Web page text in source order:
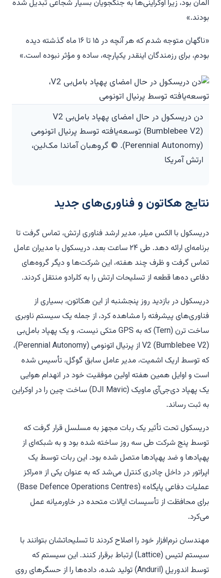
آلمان بود، زیرا اوکراینی‌ها به جنگجویان بسیار شجاعی تبدیل شده
بودند.»
«ناگهان متوجه شدم که هر آنچه در ۱۵ تا ۱۶ ماه گذشته دیده
بودم، برای رزمندگان اینقدر یکپارچه، ساده و مؤثر نبوده است.»
دن دریسکول در حال امضای پهپاد بامل‌بی V2
(Bumblebee V2) توسعه‌یافته توسط پرنیال اتونومی
(Perennial Autonomy). © گروهبان آماندا مک‌لین،
ارتش آمریکا
نتایج هکاتون و فناوری‌های جدید
دریسکول با الکس میلر، مدیر ارشد فناوری ارتش، تماس گرفت تا
برنامه‌ای ارائه دهد. طی ۲۴ ساعت بعد، دریسکول با مدیران عامل
تماس گرفت و ظرف چند هفته، این شرکت‌ها و دیگر گروه‌های
دفاعی ده‌ها قطعه از تسلیحات ارتش را به کلرادو منتقل کردند.
دریسکول در بازدید روز پنجشنبه از این هکاتون، بسیاری از
فناوری‌های پیشرفته را مشاهده کرد، از جمله یک سیستم ناوبری
ساخت ترن (Tern) که به GPS متکی نیست، و یک پهپاد بامل‌بی
V2 (Bumblebee V2) از پرنیال اتونومی (Perennial Autonomy)،
که توسط اریک اشمیت، مدیر عامل سابق گوگل، تأسیس شده
است و اوایل همین هفته اولین موفقیت خود در انهدام هوایی
یک پهپاد دی‌جی‌آی ماویک (DJI Mavic) ساخت چین را در اوکراین
به ثبت رساند.
دریسکول تحت تأثیر یک ربات مجهز به مسلسل قرار گرفت که
توسط پنج شرکت طی سه روز ساخته شده بود و به شبکه‌ای از
پهپادها و ضد پهپادها متصل شده بود. این ربات توسط یک
اپراتور در داخل چادری کنترل می‌شد که به عنوان یکی از «مراکز
عملیات دفاعی پایگاه» (Base Defence Operations Centres)
برای محافظت از تأسیسات ایالات متحده در خاورمیانه عمل
می‌کرد.
مهندسان نرم‌افزار خود را اصلاح کردند تا تسلیحاتشان بتوانند با
سیستم لتیس (Lattice) ارتباط برقرار کنند. این سیستم که
توسط اندوریل (Anduril) تولید شده، داده‌ها را از حسگرهای روی